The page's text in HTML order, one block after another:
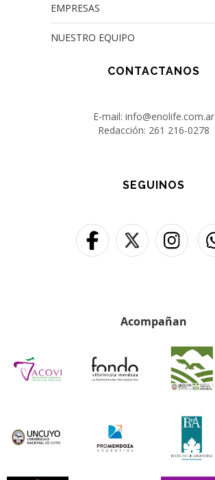
EMPRESAS
NUESTRO EQUIPO
CONTACTANOS
E-mail: info@enolife.com.ar
Redacción: 261 216-0278
SEGUINOS
Acompañan